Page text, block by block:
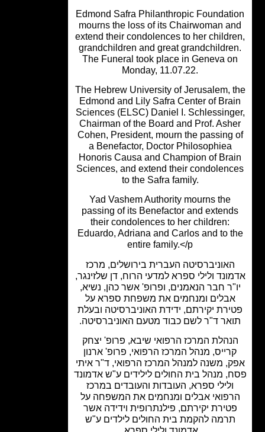
Edmond Safra Philanthropic
mourns the loss of its Chairwoman
extend their condolences to her
grandchildren and great
The Funeral took place in Geneva
Monday, 11.07.22.
The Hebrew University of Jerusalem,
Edmond and Lily Safra Center of
Sciences (ELSC) Daniel I.
Chairman of the Board and Prof.
Cohen, President, mourn the
a Benefactor, Doctor Philosophiea
Honoris Causa and Champion of
Sciences, and extend their
to the Safra family.
Yad Vashem Authority mourns the
passing of its Benefactor and
their condolences to her children:
Eduardo, Adriana and Carlos and to
entire family.</p
האוניברסיטה העברית בירושלים, מרכז
ולילי ספרא למדעי הרוח, דן שלזינגר,
חבר הנאמנים, ופרופ' אשר כהן, נשיא,
ומנחמים את משפחת ספרא על
יקירתם, ידידת האוניברסיטה ובעלת
ד"ר לשם כבוד מטעם האוניברסיטה.
המרכז הרפואי שיבא, פרופ' יצחק
מנהל המרכז הרפואי, פרופ' ארנון
משנה למנהל המרכז הרפואי, ד"ר איתי
מנהל בית החולים לילידים ע"ש אדמונד
ולילי ספרא, העובדות והעובדים במרכז
אבלים ומנחמים את המשפחה על
יקירתם, פילנתרופית וידידה אשר
להקמת בית החולים לילדים ע"ש